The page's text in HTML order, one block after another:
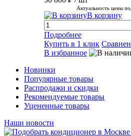
Актуальность цены
В корзину
Подробнее
Купить в 1 клик
В избранное
Новинки
Популярные товары
Распродажи и скидки
Рекомендуемые товары
Уцененные товары
Наши новости